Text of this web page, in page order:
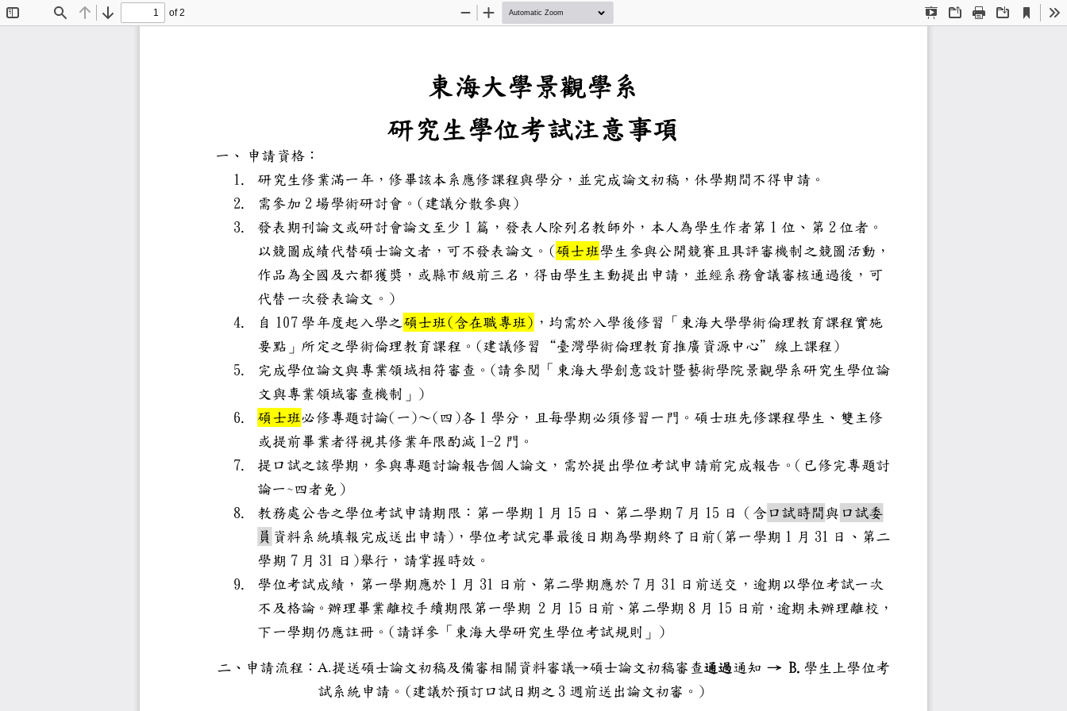
Find Previous
Next
of 2
Presentation
OpenPrint Download
Current
View
Zoom
Zoom
東海大學景觀學系
研究生學位考試注意事項
一、申請資格：
1.研究生修業滿一年，修畢該本系應修課程與學分，並完成論文初稿，休學期間不得申
請。
2.需參加
2 場學術研討會。
(建議分散參與
)
3.發表期刊論文或研討會論文至少
1 篇，發表人除列名教師外，本人為學生作者第
1 位、第
2 位者。
以競圖成績代替碩士論文者，可不發表論文。
(碩士班學生參與公開競賽且具評審機制之競圖活動，
作品為全國及六都獲獎，或縣市級前三名，得由學生主動提出申請，並經系務會議
代替一次發表論文。
)
4.自 107學年度起入學之
碩士班
(含在職專班
) ，均需於入學後修習「東海大學學術倫理教育課程實施
要點」所定之學術倫理教育課程。
(建議修習臺灣學術倫理教育推廣資源中心”線上課程
)
5.完成學位論文與專業領域相符審查。
(請參閱「東海大學創意設計暨藝術學院景觀學系研究生學位論
文與專業領域審查機制」
)
6.碩士班必修專題討論
(一)～(四 )各 1 學分，且每學期必須修習一門。
碩士班先修課程學
生、雙主修
或提前畢業者得視其修業年限酌減
1-2 門 。
7.提口試之該學期，參與專題討論報告個人論文，需於提出學位考試申請前完成報告。
（已修完專題討
論一
~四者免
）
8.教務處公告之學位考試申請期限：第一學期
1 月 15 日、第二學期
7 月 15日（含口試時間
與 口試委
員 資料系統填報完成送出申請
) ，學位考試完畢最後日期為學期終了日前
(第一學期
1 月 31 日、第二
學期
7 月 31 日 )舉行，請掌握時效。
9.學位考試成績，第一學期應於
1 月 31 日前、第二學期應於
7 月 31 日前送交，逾期以學位考試一次
不及格論。辦理畢業離校手續期限第一學期
2 月 15日前、第二學期
8 月 15 日前，逾期未辦理離校，
下一學期仍應註冊。
(請詳參「東海大學研究生學位考試規則」
)
二、申請流程：
A.提送碩士論文初稿及備審相關資料審議→碩士論文初稿審查
通過通知→ B.學生
上學位考
試系統申請
。 (建議於預訂口試日期之
3 週前送出論文初審
。 )